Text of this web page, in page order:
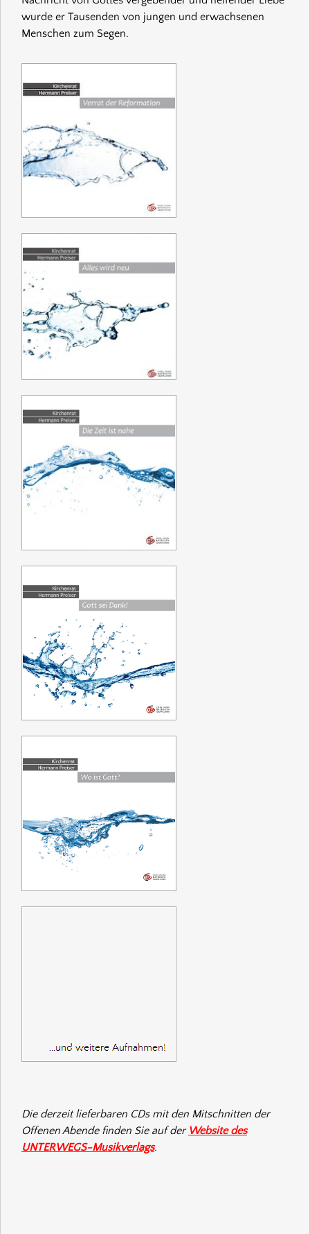
wurde er Tausenden von jungen und erwachsenen
Menschen zum Segen.
Die derzeit lieferbaren CDs mit den Mitschnitten der
Offenen Abende finden Sie auf der Website des
UNTERWEGS-Musikverlags.